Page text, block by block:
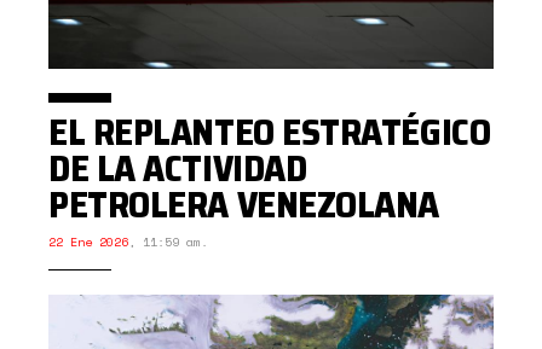
EL REPLANTEO ESTRATÉGICO
DE LA ACTIVIDAD
PETROLERA VENEZOLANA
22 Ene 2026, 11:59 am.